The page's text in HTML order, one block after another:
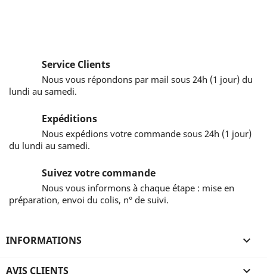
Service Clients
Nous vous répondons par mail sous 24h (1 jour) du
lundi au samedi.
Expéditions
Nous expédions votre commande sous 24h (1 jour)
du lundi au samedi.
Suivez votre commande
Nous vous informons à chaque étape : mise en
préparation, envoi du colis, n° de suivi.
INFORMATIONS 
AVIS CLIENTS 